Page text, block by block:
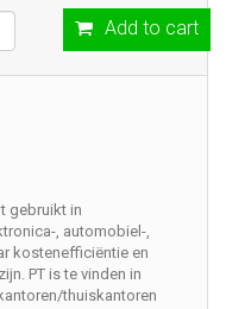
Add to cart
gebruikt in
, automobiel-,
kostenefficiëntie en
PT is te vinden in
thuiskantoren